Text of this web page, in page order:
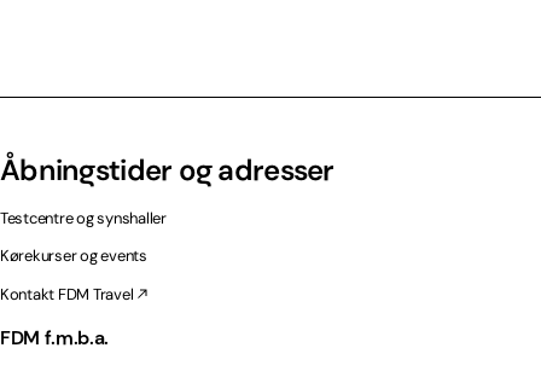
Åbningstider og adresser
Testcentre og synshaller
Kørekurser og events
Kontakt FDM Travel
FDM f.m.b.a.